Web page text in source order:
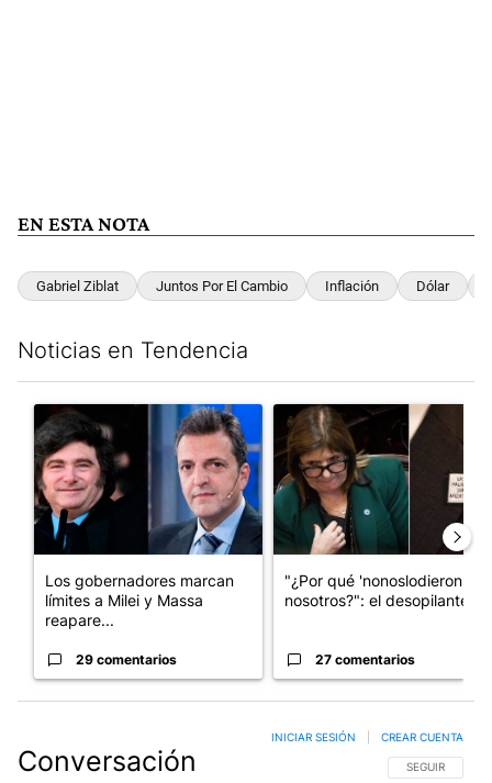
EN ESTA NOTA
Gabriel Ziblat Juntos Por El Cambio Inflación Dólar
Noticias en Tendencia
Un artículo de tendencia con el título "Los gobernadores
Los gobernadores marcan
límites a Milei y Massa
reapare...
29 comentarios
Un artículo de tendencia con
"¿Por qué 'nonoslodieron' a
nosotros?": el desopilante ...
27 comentarios
Conversación SIGA ESTA
SEGUIR
INICIAR SESIÓN CREAR CUENTA